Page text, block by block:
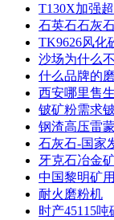
T130X加强
石英石石灰
TK9626风化
沙场为什么
什么品牌的
西安哪里售
铍矿粉需求
钢渣高压雷
石灰石-国家
牙克石冶金
中国黎明矿
耐火磨粉机
时产45115